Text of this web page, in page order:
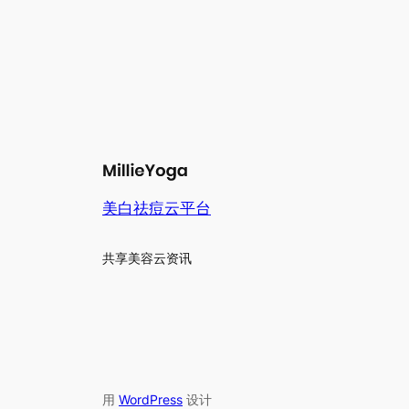
美白祛痘云平台
共享美容云资讯
用 WordPress 设计